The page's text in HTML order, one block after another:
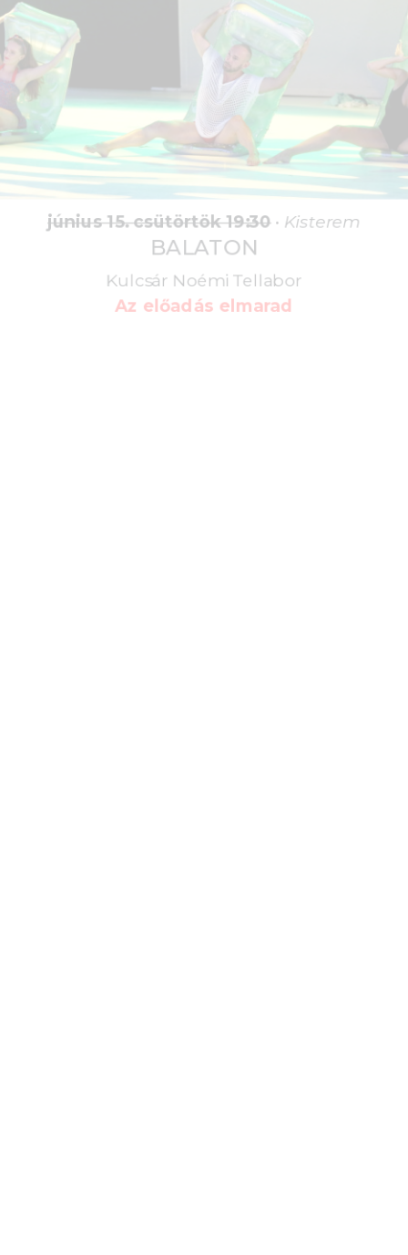
június 15. csütörtök 19:30
BALATON
Az előadás elmarad